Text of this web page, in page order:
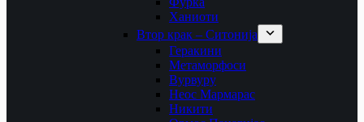
Ханиоти
Втор крак – Ситонија
Геракини
Метаморфоси
Вурвуру
Неос Мармарас
Никити